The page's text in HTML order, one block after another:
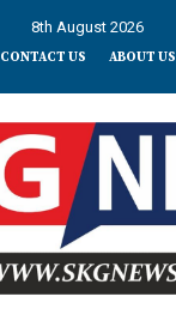
8th August 2026
CONTACT US ABOUT US